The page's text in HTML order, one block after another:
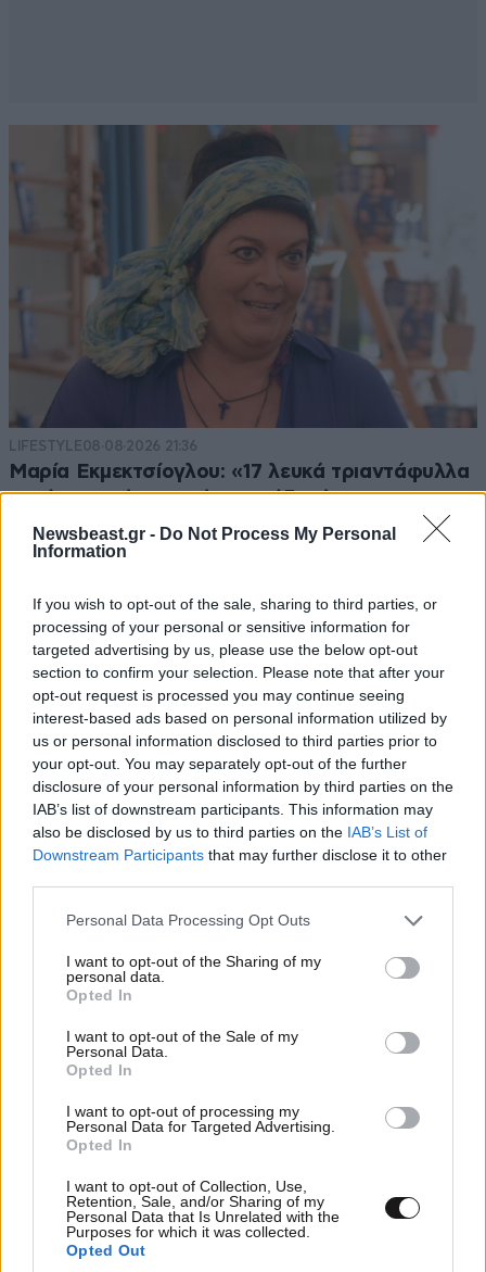
Newsbeast.gr - Do Not Process My Personal
Information
If you wish to opt-out of the sale, sharing to third parties, or
processing of your personal or sensitive information for
targeted advertising by us, please use the below opt-out
section to confirm your selection. Please note that after your
opt-out request is processed you may continue seeing
interest-based ads based on personal information utilized by
us or personal information disclosed to third parties prior to
your opt-out. You may separately opt-out of the further
disclosure of your personal information by third parties on the
IAB’s list of downstream participants. This information may
also be disclosed by us to third parties on the IAB’s List of
Downstream Participants that may further disclose it to other
Please note that this website/app uses one or more Google
not limited to your visit or usage behaviour. You may click to
grant or deny consent to Google and its third-party tags to
use your data for below specified purposes in below Google
consent section.
Personal Data Processing Opt Outs
I want to opt-out of the Sharing of my
personal data.
Opted In
I want to opt-out of the Sale of my
Personal Data.
Opted In
I want to opt-out of processing my
Personal Data for Targeted Advertising.
Opted In
I want to opt-out of Collection, Use,
Retention, Sale, and/or Sharing of my
Personal Data that Is Unrelated with the
Purposes for which it was collected.
Opted Out
LIFESTYLE08·08·2026 21:36
Μαρία Εκμεκτσίογλου: «17 λευκά τριαντάφυλλα
για έναν χρόνο» από τον σύζυγό της στην
Κωνσταντινούπολη
Περικλής Κονδυλάτος: Οι πρώτες φωτογραφίες
με τη σύντροφό του Ελίνα από τις διακοπές